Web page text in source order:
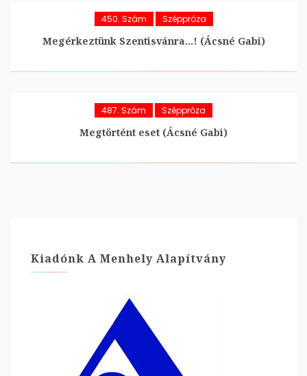
450. Szám Széppróza
Megérkeztünk Szentisvánra…! (Ácsné Gabi)
487. Szám Széppróza
Megtörtént eset (Ácsné Gabi)
Kiadónk A Menhely Alapítvány